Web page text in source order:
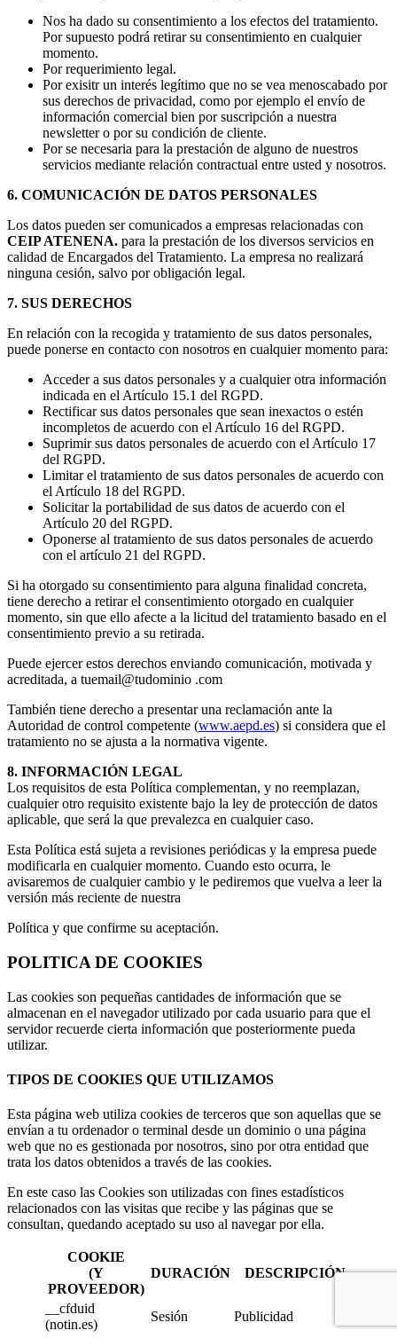
Nos ha dado su consentimiento a los efectos del tratamiento.
Por supuesto podrá retirar su consentimiento en cualquier
momento.
Por requerimiento legal.
Por exisitr un interés legítimo que no se vea menoscabado por
sus derechos de privacidad, como por ejemplo el envío de
información comercial bien por suscripción a nuestra
newsletter o por su condición de cliente.
Por se necesaria para la prestación de alguno de nuestros
servicios mediante relación contractual entre usted y nosotros.
6. COMUNICACIÓN DE DATOS PERSONALES
Los datos pueden ser comunicados a empresas relacionadas con
CEIP ATENENA. para la prestación de los diversos servicios en
calidad de Encargados del Tratamiento. La empresa no realizará
ninguna cesión, salvo por obligación legal.
7. SUS DERECHOS
En relación con la recogida y tratamiento de sus datos personales,
puede ponerse en contacto con nosotros en cualquier momento para:
Acceder a sus datos personales y a cualquier otra información
indicada en el Artículo 15.1 del RGPD.
Rectificar sus datos personales que sean inexactos o estén
incompletos de acuerdo con el Artículo 16 del RGPD.
Suprimir sus datos personales de acuerdo con el Artículo 17
del RGPD.
Limitar el tratamiento de sus datos personales de acuerdo con
el Artículo 18 del RGPD.
Solicitar la portabilidad de sus datos de acuerdo con el
Artículo 20 del RGPD.
Oponerse al tratamiento de sus datos personales de acuerdo
con el artículo 21 del RGPD.
Si ha otorgado su consentimiento para alguna finalidad concreta,
tiene derecho a retirar el consentimiento otorgado en cualquier
momento, sin que ello afecte a la licitud del tratamiento basado en el
consentimiento previo a su retirada.
Puede ejercer estos derechos enviando comunicación, motivada y
acreditada, a tuemail@tudominio .com
También tiene derecho a presentar una reclamación ante la
Autoridad de control competente (www.aepd.es) si considera que el
tratamiento no se ajusta a la normativa vigente.
8. INFORMACIÓN LEGAL
Los requisitos de esta Política complementan, y no reemplazan,
cualquier otro requisito existente bajo la ley de protección de datos
aplicable, que será la que prevalezca en cualquier caso.
Esta Política está sujeta a revisiones periódicas y la empresa puede
modificarla en cualquier momento. Cuando esto ocurra, le
avisaremos de cualquier cambio y le pediremos que vuelva a leer la
versión más reciente de nuestra
Política y que confirme su aceptación.
POLITICA DE COOKIES
Las cookies son pequeñas cantidades de información que se
almacenan en el navegador utilizado por cada usuario para que el
servidor recuerde cierta información que posteriormente pueda
utilizar.
TIPOS DE COOKIES QUE UTILIZAMOS
Esta página web utiliza cookies de terceros que son aquellas que se
envían a tu ordenador o terminal desde un dominio o una página
web que no es gestionada por nosotros, sino por otra entidad que
trata los datos obtenidos a través de las cookies.
En este caso las Cookies son utilizadas con fines estadísticos
relacionados con las visitas que recibe y las páginas que se
consultan, quedando aceptado su uso al navegar por ella.
COOKIE
(Y
PROVEEDOR)
DURACIÓN DESCRIPCIÓN
__cfduid
(notin.es)
Sesión
Publicidad